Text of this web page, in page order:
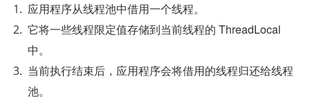
应用程序从线程池中借用一个线程。
它将一些线程限定值存储到当前线程的 ThreadLocal
中。
当前执行结束后，应用程序会将借用的线程归还给线程
池。